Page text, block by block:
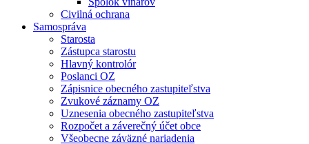
Civilná ochrana
Samospráva
Starosta
Zástupca starostu
Hlavný kontrolór
Poslanci OZ
Zápisnice obecného zastupiteľstva
Zvukové záznamy OZ
Uznesenia obecného zastupiteľstva
Rozpočet a záverečný účet obce
Všeobecne záväzné nariadenia